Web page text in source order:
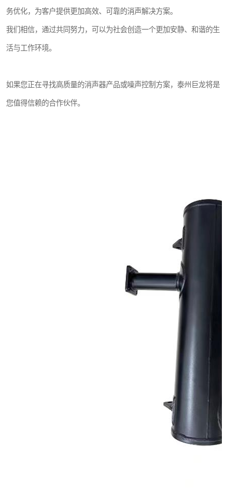
务优化，为客户提供更加高效、可靠的消声解决方案。
我们相信，通过共同努力，可以为社会创造一个更加安静、和谐的生
活与工作环境。
如果您正在寻找高质量的消声器产品或噪声控制方案，泰州巨龙将是
您值得信赖的合作伙伴。